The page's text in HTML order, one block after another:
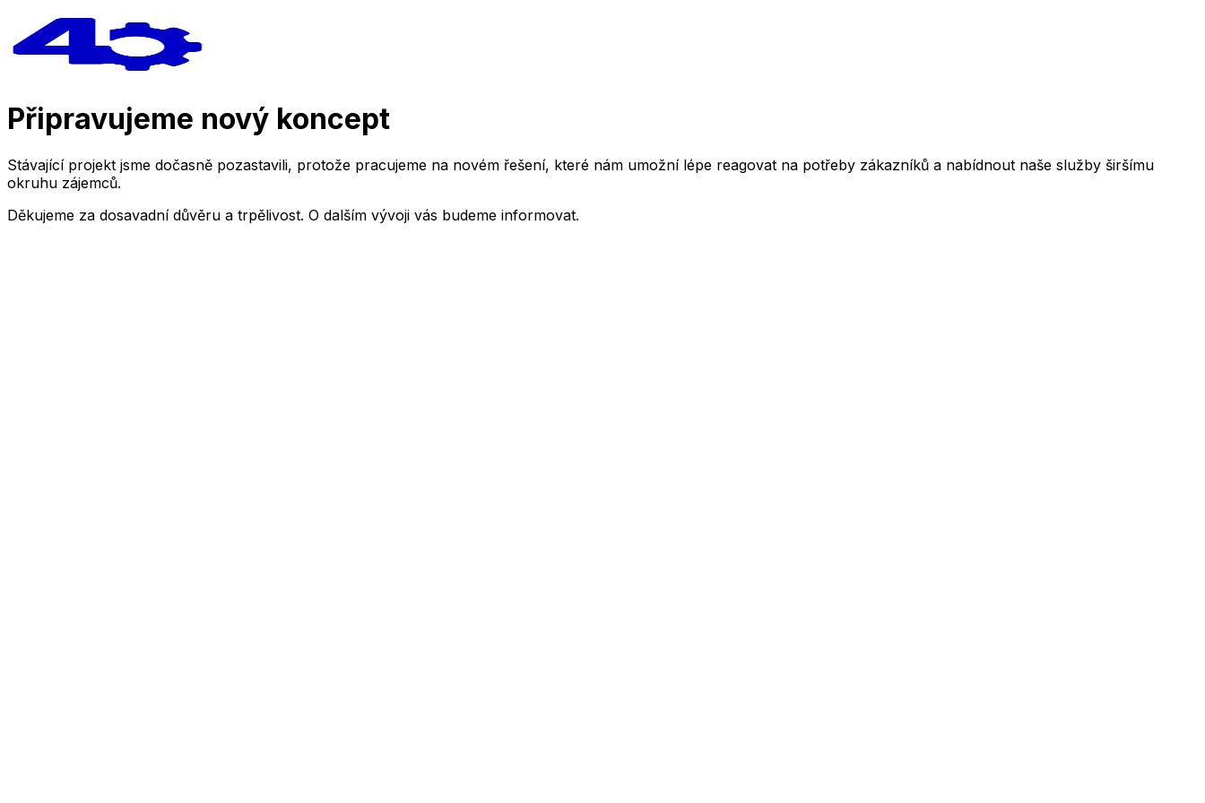
Připravujeme nový koncept
Stávající projekt jsme dočasně pozastavili, protože pracujeme na novém řešení, které nám umožní lépe reagovat na potřeby zákazníků a nabídnout naše služby širšímu
okruhu zájemců.
Děkujeme za dosavadní důvěru a trpělivost. O dalším vývoji vás budeme informovat.